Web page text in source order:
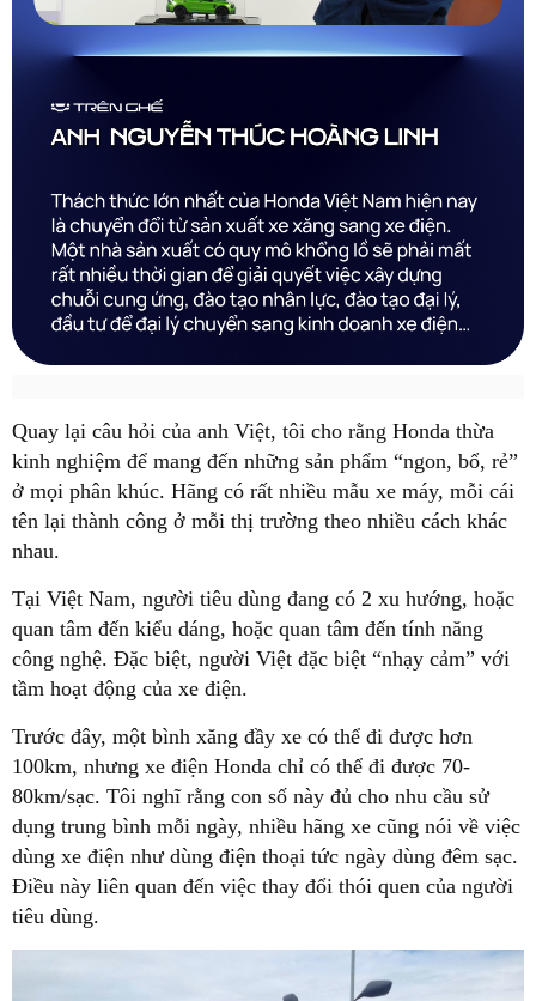
Quay lại câu hỏi của anh Việt, tôi cho rằng Honda thừa
kinh nghiệm để mang đến những sản phẩm “ngon, bổ, rẻ”
ở mọi phân khúc. Hãng có rất nhiều mẫu xe máy, mỗi cái
tên lại thành công ở mỗi thị trường theo nhiều cách khác
nhau.
Tại Việt Nam, người tiêu dùng đang có 2 xu hướng, hoặc
quan tâm đến kiểu dáng, hoặc quan tâm đến tính năng
công nghệ. Đặc biệt, người Việt đặc biệt “nhạy cảm” với
tầm hoạt động của xe điện.
Trước đây, một bình xăng đầy xe có thể đi được hơn
100km, nhưng xe điện Honda chỉ có thể đi được 70-
80km/sạc. Tôi nghĩ rằng con số này đủ cho nhu cầu sử
dụng trung bình mỗi ngày, nhiều hãng xe cũng nói về việc
dùng xe điện như dùng điện thoại tức ngày dùng đêm sạc.
Điều này liên quan đến việc thay đổi thói quen của người
tiêu dùng.